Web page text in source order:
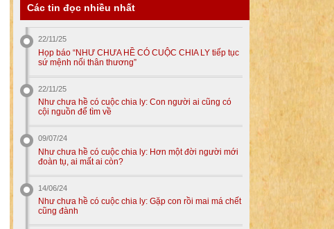
Các tin đọc nhiều nhất
22/11/25
Họp báo “NHƯ CHƯA HỀ CÓ CUỘC CHIA LY tiếp tục
sứ mệnh nối thân thương”
22/11/25
Như chưa hề có cuộc chia ly: Con người ai cũng có
cội nguồn để tìm về
09/07/24
Như chưa hề có cuộc chia ly: Hơn một đời người mới
đoàn tụ, ai mất ai còn?
14/06/24
Như chưa hề có cuộc chia ly: Gặp con rồi mai má chết
cũng đành